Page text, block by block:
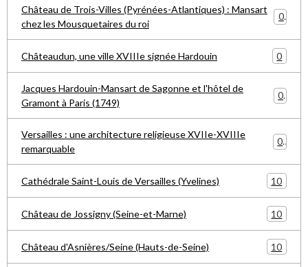
Château de Trois-Villes (Pyrénées-Atlantiques) : Mansart
chez les Mousquetaires du roi
0
Châteaudun, une ville XVIIIe signée Hardouin 0
Jacques Hardouin-Mansart de Sagonne et l'hôtel de
Gramont à Paris (1749)
0
Versailles : une architecture religieuse XVIIe-XVIIIe
remarquable
0
Cathédrale Saint-Louis de Versailles (Yvelines) 10
Château de Jossigny (Seine-et-Marne) 10
Château d'Asnières/Seine (Hauts-de-Seine) 10